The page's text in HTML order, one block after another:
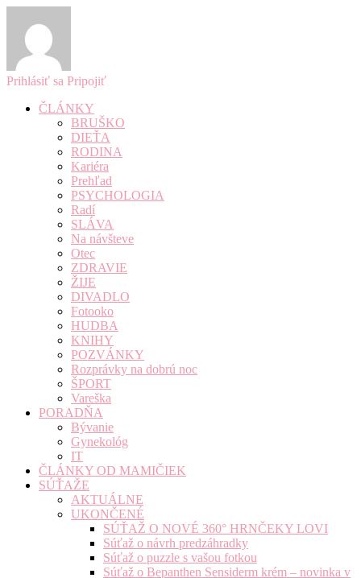
Prihlásiť sa Pripojiť
ČLÁNKY
BRUŠKO
DIEŤA
RODINA
Kariéra
Prehľad
PSYCHOLOGIA
Radí
SLÁVA
Na návšteve
Otec
ZDRAVIE
ŽIJE
DIVADLO
Fotooko
HUDBA
KNIHY
POZVÁNKY
Rozprávky na dobrú noc
ŠPORT
Vareška
PORADŇA
Bývanie
Gynekológ
IT
ČLÁNKY OD MAMIČIEK
SÚŤAŽE
AKTUÁLNE
UKONČENÉ
SÚŤAŽ O NOVÉ 360° HRNČEKY LOVI
Súťaž o návrh predzáhradky
Súťaž o puzzle s vašou fotkou
Súťaž o Bepanthen Sensiderm krém – novinka v